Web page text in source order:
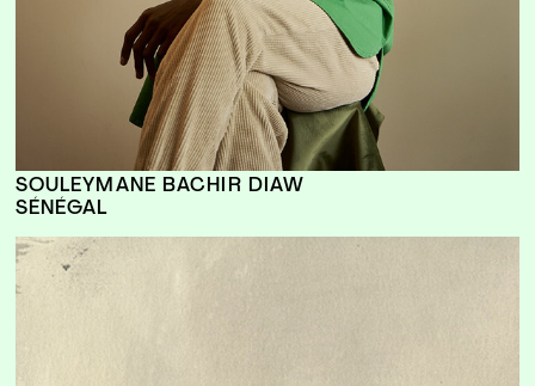
SOULEYMANE BACHIR DIAW
SÉNÉGAL